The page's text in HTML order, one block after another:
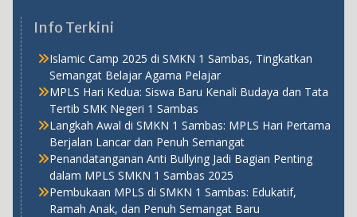
Info Terkini
Islamic Camp 2025 di SMKN 1 Sambas, Tingkatkan
Semangat Belajar Agama Pelajar
MPLS Hari Kedua: Siswa Baru Kenali Budaya dan Tata
Tertib SMK Negeri 1 Sambas
Langkah Awal di SMKN 1 Sambas: MPLS Hari Pertama
Berjalan Lancar dan Penuh Semangat
Penandatanganan Anti Bullying Jadi Bagian Penting
dalam MPLS SMKN 1 Sambas 2025
Pembukaan MPLS di SMKN 1 Sambas: Edukatif,
Ramah Anak, dan Penuh Semangat Baru